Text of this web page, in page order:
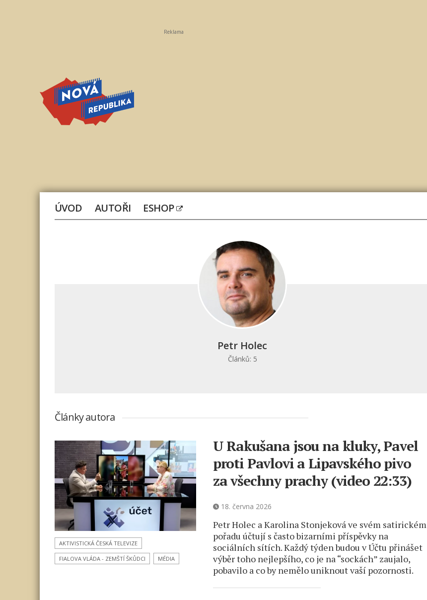
Reklama
ÚVOD AUTOŘI ESHOP
Petr Holec
Článků: 5
Články autora
AKTIVISTICKÁ ČESKÁ TELEVIZE
FIALOVA VLÁDA - ZEMŠTÍ ŠKŮDCI MÉDIA
U Rakušana jsou na kluky, Pavel
proti Pavlovi a Lipavského pivo
za všechny prachy (video 22:33)
18. června 2026
Petr Holec a Karolina Stonjeková ve svém satirickém
pořadu účtují s často bizarními příspěvky na
sociálních sítích. Každý týden budou v Účtu přinášet
výběr toho nejlepšího, co je na “sockách” zaujalo,
pobavilo a co by nemělo uniknout vaší pozornosti.